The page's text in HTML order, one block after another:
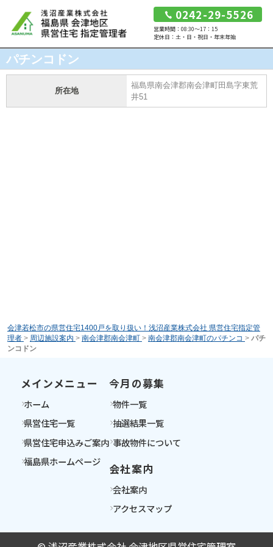
0242-29-5526
営業時間：08:30～17：15
定休日：土・日・祝日・年末年始
パチンコドン
所在地
福島県南会津郡南会津町田島字東荒
井51
会津若松市の県営住宅1400戸を取り扱い！浅沼産業株式会社 県営住宅指定管
理者 > 周辺施設案内 > 南会津郡南会津町 > 南会津郡南会津町のパチンコ > パチ
ンコドン
メインメニュー
ホーム
県営住宅一覧
県営住宅申込みご案内
福島県ホームページ
今月の募集
物件一覧
抽選結果一覧
事故物件について
会社案内
会社案内
アクセスマップ